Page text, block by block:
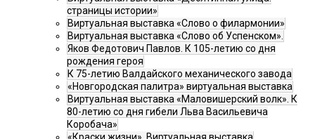
страницы истории»
Виртуальная выставка «Слово о филармонии»
Виртуальная выставка «Слово об Успенском».
Яков Федотович Павлов. К 105-летию со дня
рождения героя
К 75-летию Валдайского механического завода
«Новгородская палитра» виртуальная выставка
Виртуальная выставка «Маловишерский волк». К
80-летию со дня гибели Льва Васильевича
Коробача»